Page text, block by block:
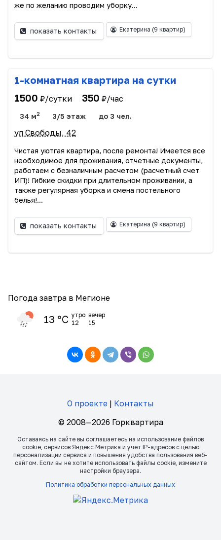
же по желанию проводим уборку...
показать контакты Екатерина (9 квартир)
1-комнатная квартира на сутки
1500 ₽/сутки 350 ₽/час
34 м2 3/5 этаж до 3 чел.
ул Свободы, 42
Чистая уютгая квартира, после ремонта! Имеется все
необходимое для проживания, отчетные документы,
работаем с безналичным расчетом (расчетный счет
ИП)! Гибкие скидки при длительном проживании, а
также регулярная уборка и смена постельного
белья!...
показать контакты Екатерина (9 квартир)
Погода завтра в Мегионе
13 ℃ утро
12
вечер
15
О проекте | Контакты
© 2008—2026 Горквартира
Оставаясь на сайте вы соглашаетесь на использование файлов
сookie, сервисов Яндекс Метрика и учет IP-адресов с целью
персонализации сервиса и повышения удобства пользования веб-
сайтом. Если вы не хотите использовать файлы сookie, измените
настройки браузера.
Политика обработки персональных данных